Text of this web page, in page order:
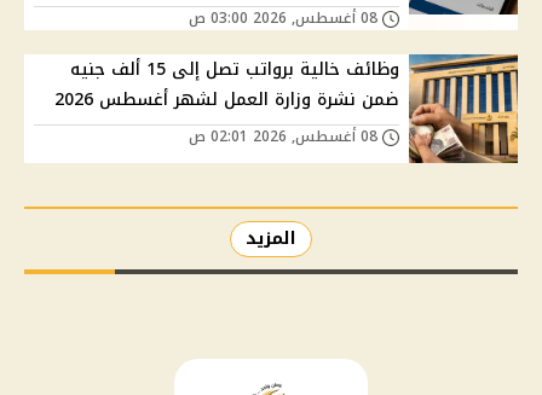
وظائف خالية برواتب تصل إلى 15 ألف جنيه
ضمن نشرة وزارة العمل لشهر أغسطس 2026
المزيد